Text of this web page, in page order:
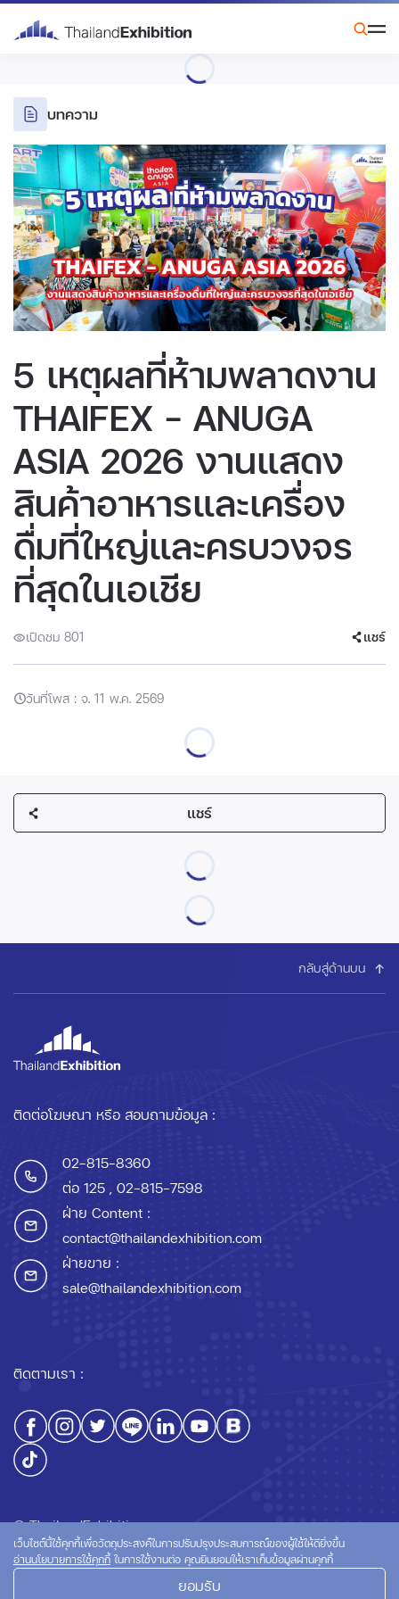
บทความ
5 เหตุผลที่ห้ามพลาดงาน
THAIFEX - ANUGA
ASIA 2026 งานแสดง
สินค้าอาหารและเครื่อง
ดื่มที่ใหญ่และครบวงจร
ที่สุดในเอเชีย
เปิดชม 801 แชร์
วันที่โพส : จ. 11 พ.ค. 2569
แชร์
กลับสู่ด้านบน
ติดต่อโฆษณา หรือ สอบถามข้อมูล :
02-815-8360
ต่อ 125 , 02-815-7598
ฝ่าย Content :
contact@thailandexhibition.com
ฝ่ายขาย :
sale@thailandexhibition.com
ติดตามเรา :
© ThailandExhibition.com
นโยบายการใช้คุกกี้
เว็บไซต์นี้ใช้คุกกี้เพื่อวัตถุประสงค์ในการปรับปรุงประสบการณ์ของผู้ใช้ให้ดียิ่งขึ้น
อ่านนโยบายการใช้คุกกี้ ในการใช้งานต่อ คุณยินยอมให้เราเก็บข้อมูลผ่านคุกกี้
ยอมรับ